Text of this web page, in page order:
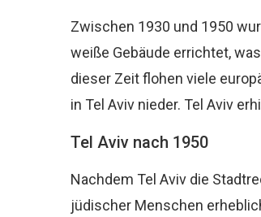
Zwischen 1930 und 1950
weiße Gebäude errichtet,
dieser Zeit flohen viele
in Tel Aviv nieder. Tel Aviv
Tel Aviv nach 1950
Nachdem Tel Aviv die
jüdischer Menschen